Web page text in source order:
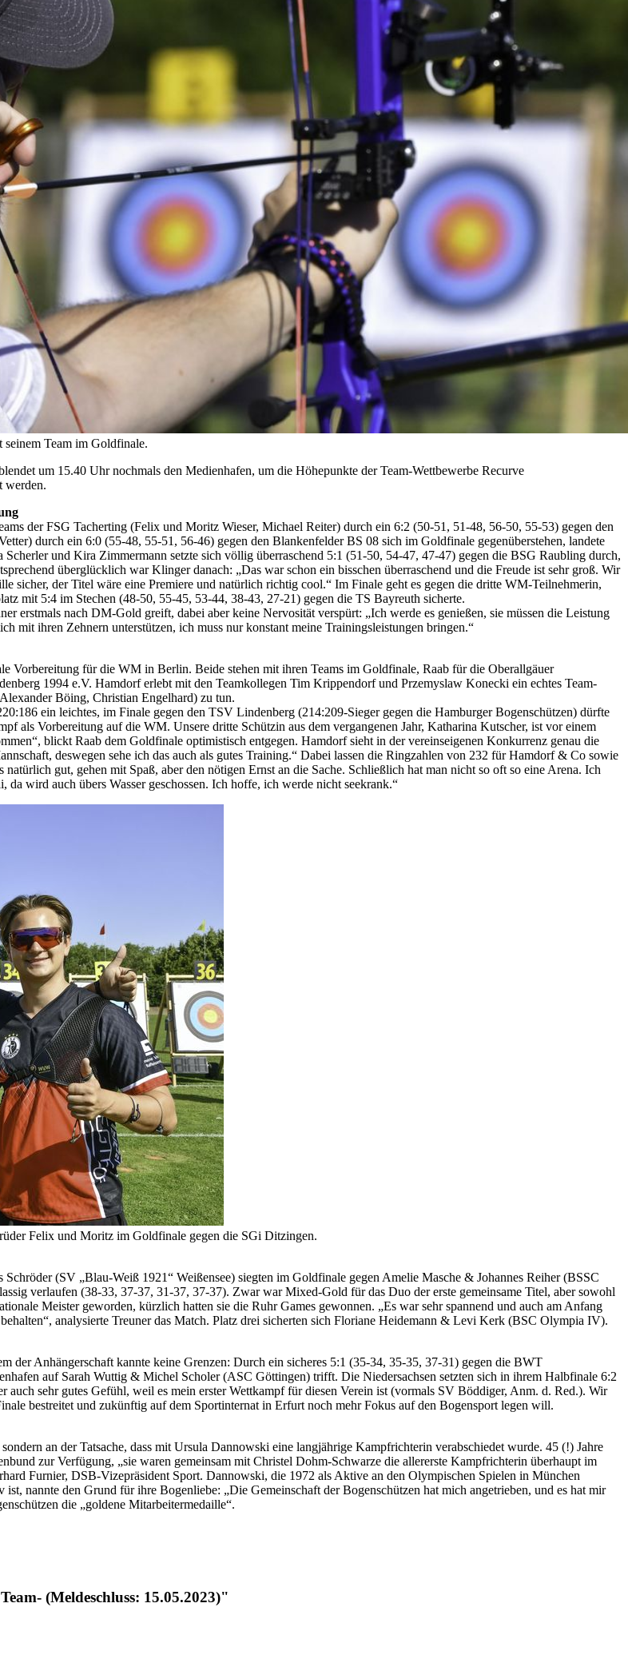
Team im Goldfinale.
um 15.40 Uhr nochmals den Medienhafen, um die Höhepunkte der Team-Wettbewerbe Recurve
werden.
der FSG Tacherting (Felix und Moritz Wieser, Michael Reiter) durch ein 6:2 (50-51, 51-48, 56-50, 55-53) gegen den
durch ein 6:0 (55-48, 55-51, 56-46) gegen den Blankenfelder BS 08 sich im Goldfinale gegenüberstehen, landete
und Kira Zimmermann setzte sich völlig überraschend 5:1 (51-50, 54-47, 47-47) gegen die BSG Raubling durch,
überglücklich war Klinger danach: „Das war schon ein bisschen überraschend und die Freude ist sehr groß. Wir
sicher, der Titel wäre eine Premiere und natürlich richtig cool.“ Im Finale geht es gegen die dritte WM-Teilnehmerin,
mit 5:4 im Stechen (48-50, 55-45, 53-44, 38-43, 27-21) gegen die TS Bayreuth sicherte.
erstmals nach DM-Gold greift, dabei aber keine Nervosität verspürt: „Ich werde es genießen, sie müssen die Leistung
mit ihren Zehnern unterstützen, ich muss nur konstant meine Trainingsleistungen bringen.“
Vorbereitung für die WM in Berlin. Beide stehen mit ihren Teams im Goldfinale, Raab für die Oberallgäuer
1994 e.V. Hamdorf erlebt mit den Teamkollegen Tim Krippendorf und Przemyslaw Konecki ein echtes Team-
Böing, Christian Engelhard) zu tun.
ein leichtes, im Finale gegen den TSV Lindenberg (214:209-Sieger gegen die Hamburger Bogenschützen) dürfte
als Vorbereitung auf die WM. Unsere dritte Schützin aus dem vergangenen Jahr, Katharina Kutscher, ist vor einem
blickt Raab dem Goldfinale optimistisch entgegen. Hamdorf sieht in der vereinseigenen Konkurrenz genau die
deswegen sehe ich das auch als gutes Training.“ Dabei lassen die Ringzahlen von 232 für Hamdorf & Co sowie
gut, gehen mit Spaß, aber den nötigen Ernst an die Sache. Schließlich hat man nicht so oft so eine Arena. Ich
wird auch übers Wasser geschossen. Ich hoffe, ich werde nicht seekrank.“
Felix und Moritz im Goldfinale gegen die SGi Ditzingen.
(SV „Blau-Weiß 1921“ Weißensee) siegten im Goldfinale gegen Amelie Masche & Johannes Reiher (BSSC
verlaufen (38-33, 37-37, 31-37, 37-37). Zwar war Mixed-Gold für das Duo der erste gemeinsame Titel, aber sowohl
Meister geworden, kürzlich hatten sie die Ruhr Games gewonnen. „Es war sehr spannend und auch am Anfang
analysierte Treuner das Match. Platz drei sicherten sich Floriane Heidemann & Levi Kerk (BSC Olympia IV).
der Anhängerschaft kannte keine Grenzen: Durch ein sicheres 5:1 (35-34, 35-35, 37-31) gegen die BWT
auf Sarah Wuttig & Michel Scholer (ASC Göttingen) trifft. Die Niedersachsen setzten sich in ihrem Halbfinale 6:2
sehr gutes Gefühl, weil es mein erster Wettkampf für diesen Verein ist (vormals SV Böddiger, Anm. d. Red.). Wir
bestreitet und zukünftig auf dem Sportinternat in Erfurt noch mehr Fokus auf den Bogensport legen will.
an der Tatsache, dass mit Ursula Dannowski eine langjährige Kampfrichterin verabschiedet wurde. 45 (!) Jahre
zur Verfügung, „sie waren gemeinsam mit Christel Dohm-Schwarze die allererste Kampfrichterin überhaupt im
Furnier, DSB-Vizepräsident Sport. Dannowski, die 1972 als Aktive an den Olympischen Spielen in München
nannte den Grund für ihre Bogenliebe: „Die Gemeinschaft der Bogenschützen hat mich angetrieben, und es hat mir
die „goldene Mitarbeitermedaille“.
(Meldeschluss: 15.05.2023)"